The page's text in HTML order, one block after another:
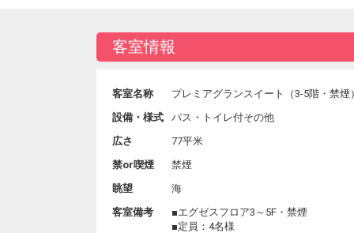
客室情報
客室名称
プレミアグランスイート（3-5階・禁煙）
設備・様式
バス・トイレ付その他
広さ
77平米
禁or喫煙
禁煙
眺望
海
客室備考
■エグゼスフロア3～5F・禁煙
■定員：4名様